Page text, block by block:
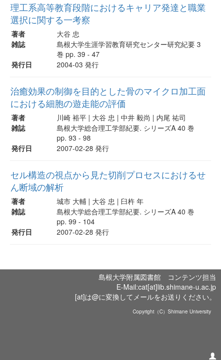
理工系高等教育段階におけるキャリア発達と職業
選択に関する一考察
著者
大谷 忠
雑誌
島根大学生涯学習教育研究センター研究紀要 3
巻 pp. 39 - 47
発行日
2004-03 発行
治癒効果の制御を目的とした骨のマイクロ加工面
における細胞の遊走能の評価
著者
川崎 裕平 | 大谷 忠 | 中井 毅尚 | 内尾 祐司
雑誌
島根大学総合理工学部紀要. シリーズA 40 巻
pp. 93 - 98
発行日
2007-02-28 発行
セル構造の視点から見た切削プロセスにおけるせ
ん断域の解析
著者
城市 大輔 | 大谷 忠 | 臼杵 年
雑誌
島根大学総合理工学部紀要. シリーズA 40 巻
pp. 99 - 104
発行日
2007-02-28 発行
島根大学附属図書館 コンテンツ担当
E-Mail:cat[at]lib.shimane-u.ac.jp
[at]は@に変換してメールをお送りください。
Copyright（C）Shimane University